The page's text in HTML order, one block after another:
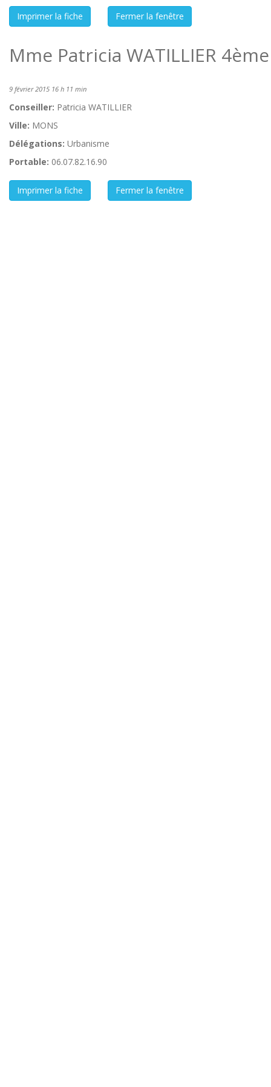
Mme Patricia WATILLIER
9 février 2015 16 h 11 min
Conseiller: Patricia WATILLIER
Ville: MONS
Délégations: Urbanisme
Portable: 06.07.82.16.90